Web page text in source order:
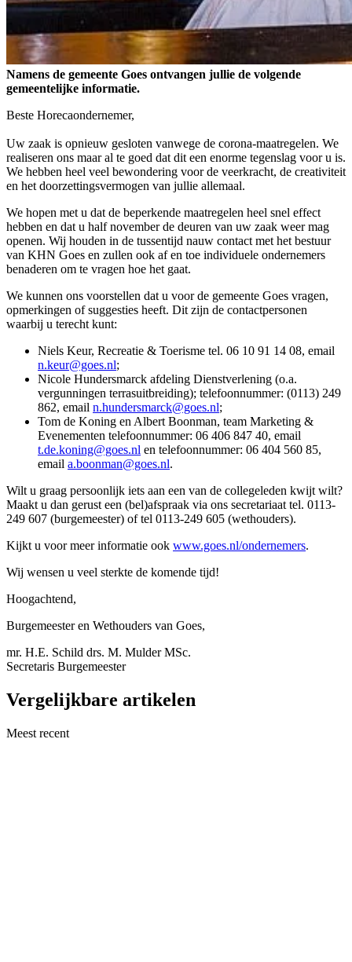
Namens de gemeente Goes ontvangen jullie de volgende
gemeentelijke informatie.
Beste Horecaondernemer,
Uw zaak is opnieuw gesloten vanwege de corona-maatregelen. We
realiseren ons maar al te goed dat dit een enorme tegenslag voor u is.
We hebben heel veel bewondering voor de veerkracht, de creativiteit
en het doorzettingsvermogen van jullie allemaal.
We hopen met u dat de beperkende maatregelen heel snel effect
hebben en dat u half november de deuren van uw zaak weer mag
openen. Wij houden in de tussentijd nauw contact met het bestuur
van KHN Goes en zullen ook af en toe individuele ondernemers
benaderen om te vragen hoe het gaat.
We kunnen ons voorstellen dat u voor de gemeente Goes vragen,
opmerkingen of suggesties heeft. Dit zijn de contactpersonen
waarbij u terecht kunt:
Niels Keur, Recreatie & Toerisme tel. 06 10 91 14 08, email
n.keur@goes.nl;
Nicole Hundersmarck afdeling Dienstverlening (o.a.
vergunningen terrasuitbreiding); telefoonnummer: (0113) 249
862, email n.hundersmarck@goes.nl;
Tom de Koning en Albert Boonman, team Marketing &
Evenementen telefoonnummer: 06 406 847 40, email
t.de.koning@goes.nl en telefoonnummer: 06 404 560 85,
email a.boonman@goes.nl.
Wilt u graag persoonlijk iets aan een van de collegeleden kwijt wilt?
Maakt u dan gerust een (bel)afspraak via ons secretariaat tel. 0113-
249 607 (burgemeester) of tel 0113-249 605 (wethouders).
Kijkt u voor meer informatie ook www.goes.nl/ondernemers.
Wij wensen u veel sterkte de komende tijd!
Hoogachtend,
Burgemeester en Wethouders van Goes,
mr. H.E. Schild drs. M. Mulder MSc.
Secretaris Burgemeester
Vergelijkbare artikelen
Meest recent